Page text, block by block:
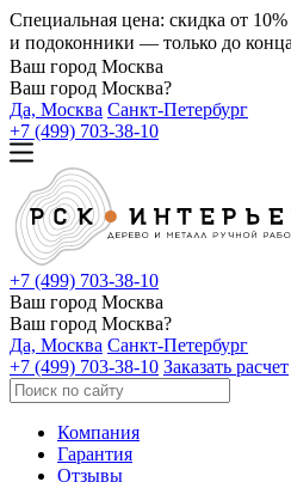
Специальная цена: скидка от
и подоконники — только до
Ваш город Москва
Ваш город Москва?
Да, Москва Санкт-Петербург
+7 (499) 703-38-10
+7 (499) 703-38-10
Ваш город Москва
Ваш город Москва?
Да, Москва Санкт-Петербург
+7 (499) 703-38-10 Заказать расчет
Компания
Гарантия
Отзывы